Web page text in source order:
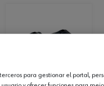
para gestionar el portal,